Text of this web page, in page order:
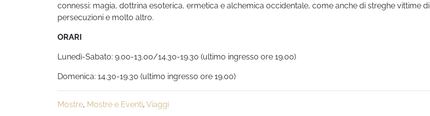
connessi: magia, dottrina esoterica, ermetica e alchemica occidentale, come anche di streghe vittime di
persecuzioni e molto altro.
ORARI
Lunedì-Sabato: 9.00-13.00/14.30-19.30 (ultimo ingresso ore 19.00)
Domenica: 14.30-19.30 (ultimo ingresso ore 19.00)
Mostre, Mostre e Eventi, Viaggi